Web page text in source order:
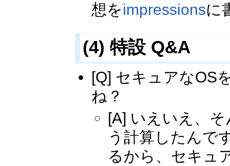
想をimpressionsに
(4) 特設 Q&A
[Q] セキュアなOS
ね？
[A] いえいえ、
う計算したんで
るから、セキュ